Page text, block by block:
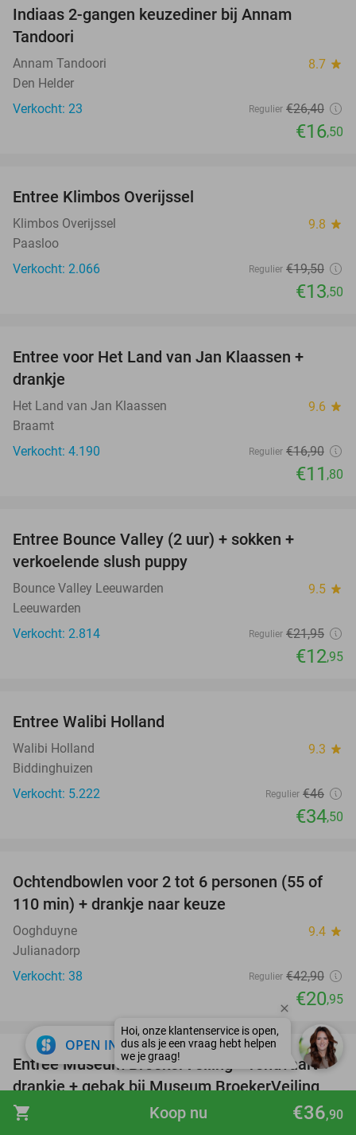
shopping_cart €36,90
Koop nu
Indiaas 2-gangen keuzediner bij Annam
Tandoori
Annam Tandoori 8.7 star
Den Helder
Verkocht: 23
Regulier €26,40
€16,50
Entree Klimbos Overijssel
Klimbos Overijssel 9.8 star
Paasloo
Verkocht: 2.066
Regulier €19,50
€13,50
Entree voor Het Land van Jan Klaassen +
drankje
Het Land van Jan Klaassen 9.6 star
Braamt
Verkocht: 4.190
Regulier €16,90
€11 ,80
Entree Bounce Valley (2 uur) + sokken +
verkoelende slush puppy
Bounce Valley Leeuwarden 9.5 star
Leeuwarden
Verkocht: 2.814
Regulier €21,95
€12,95
Entree Walibi Holland
Walibi Holland 9.3 star
Biddinghuizen
Verkocht: 5.222
Regulier €46
€34,50
51%
Ochtendbowlen voor 2 tot 6 personen (55 of
110 min) + drankje naar keuze
Ooghduyne 9.4 star
Julianadorp
Verkocht: 38
Regulier €42,90
€20,95
45%
favorite_border
Entree Museum BroekerVeiling + rondvaart +
drankje + gebak bij Museum BroekerVeiling
Museum BroekerVeiling 9.9 star
OPEN IN APP close